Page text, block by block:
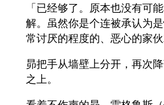
「已经够了。原本也没有可
解。虽然你是个连被承认为
常讨厌的程度的、恶心的家伙
昴把手从墙壁上分开，再次
之上。